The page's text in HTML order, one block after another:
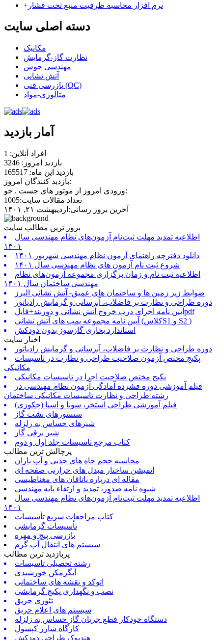
+ نرم ‌افزار محاسبه ظرفیت منبع تحت فشار
دسته اصلی سایت
مکانیک
نظارت گاز-گرمایش
مهندسی جوش
آتش نشانی
بازرسی فنی (QC)
متالوژی-مواد
آمار بازدید
افراد آنلاین: 1
بازدید امروز: 3246
بازدید این ماه: 165517
بازدید کنندگان امروز:
ورودی امروز از موتور های جست . جو:
تعداد مقالات سایت:1005
آخرین بروز رسانی:اردیبهشت ۲۱, ۱۴۰۱
بروز ترین مطالب سایت
اطلاعیه تمدید مهلت ثبت‌نام آزمون‌های نظام مهندسی سال
۱۴۰۱
دانلود دفترچه راهنمای آزمون نظام مهندسی شهریور ۱۴۰۱
شروع ثبت نام آزمون های نظام مهندسی سال ۱۴۰۱
اطلاعیه ثبت نام و زمان برگزاری مجموعه آزمون‌های نظام
مهندسی ساختمان سال ۱۴۰۱
ضوابط زیر زمین ها و ساختمان های عمیق- آتش نشانی البرز
دوره طراحی و نظارت بر فاضلاب، آبرسانی و گرمایش رادیاتور
آیین نامه اجرای درب خروج آتش نشانی و دوربند+فایلpdf
آیین نامه مجموعه پمپ های آتش نشانی (کلاسS1 و S2 )
استاندارد بخاری گازسوز بدون دودکش
اخبار سایت
دوره طراحی و نظارت بر فاضلاب، آبرسانی و گرمایش رادیاتور
پکیج مختص آزمون صلاحیت طراحی و نظارت در تاسیسات
مکانیکی
پکیج مختص صلاحیت اجرا در تاسیسات مکانیکی
فیلم آموزشی دوره فشرده آمادگی آزمون نظام مهندسی در
رشته طراحی و نظارت تاسیسات مکانیکی ساختمان
فیلم آموزشی طراحی استخر، سونا و اسپا (جکوزی)
سنسورهای نشت گاز
شیرهای حساس به زلزله
شیر برقی گاز
کتاب مرجع تاسیسات جلد اول و دوم
پرچالش ترین مطالب
محاسبه حجم چاه های جذبی و آب باران
انمیشن ساختار مبدل های حرارتی صفحه ای
مقاله ای درباره یاتاقان های مغناطیسی
شیوه نامه صدور، تمدید و ارتقاء پایه مهندسی
اطلاعیه تمدید مهلت ثبت‌نام آزمون‌های نظام مهندسی سال
۱۴۰۱
کتاب مراجعات سریع تأسیسات
تأسیسات گرمایشی
بازرسی پیچ و مهره
سیستم های انتقال آب گرم
پربازدید ترین مطالب
رشته تحصیلی تاسیسات
آبگرمکن خورشیدی
اتوکد و نقشه های ساختمانی
نصب و نگهداری پکیج گرمایشی
تئوری حریق
سیستم های اعلام حریق
دستگاه خودکار قطع جریان گاز حساس به زلزله
کارگاه شارژ کپسول
هندبوک طراحی دودکش